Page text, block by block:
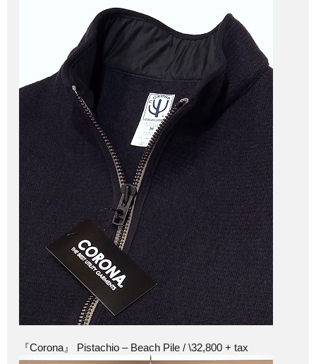
『Corona』 Pistachio – Beach Pile / \32,800 + tax